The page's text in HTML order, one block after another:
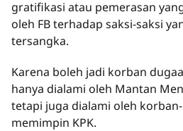
gratifikasi atau pemerasan
oleh FB terhadap saksi-saksi
tersangka.
Karena boleh jadi korban
hanya dialami oleh Mantan
tetapi juga dialami oleh
memimpin KPK.